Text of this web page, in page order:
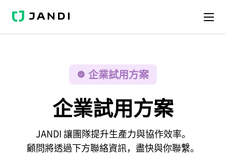
J
N
企業試用方案
企業試用方案
JANDI 讓團隊提升生產力與協作效率。
顧問將透過下方聯絡資訊，盡快與你聯繫。